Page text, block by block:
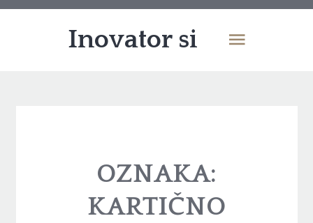
Inovator si
OZNAKA:
KARTIČNO